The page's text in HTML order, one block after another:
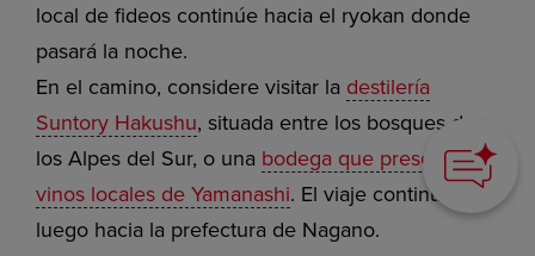
local de fideos continúe hacia el ryokan donde
pasará la noche.
En el camino, considere visitar la destilería
Suntory Hakushu, situada entre los bosques de
los Alpes del Sur, o una bodega que presente los
vinos locales de Yamanashi. El viaje continúa
luego hacia la prefectura de Nagano.
help you?